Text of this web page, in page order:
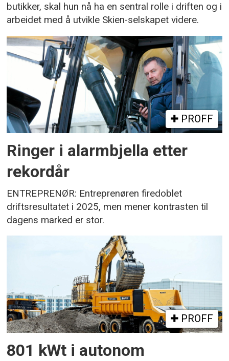
butikker, skal hun nå ha en sentral rolle i driften og i
arbeidet med å utvikle Skien-selskapet videre.
PROFF
Ringer i alarmbjella etter
rekordår
ENTREPRENØR: Entreprenøren firedoblet
driftsresultatet i 2025, men mener kontrasten til
dagens marked er stor.
PROFF
801 kWt i autonom